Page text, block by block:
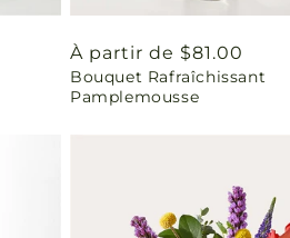
Prix
habituel
À partir de $81.00
Bouquet Rafraîchissant
Pamplemousse